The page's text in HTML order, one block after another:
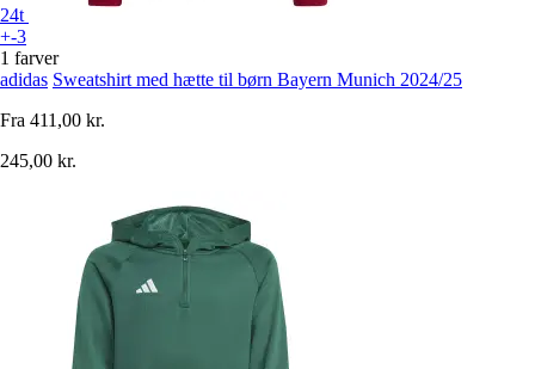
24t
+-3
1 farver
adidas Sweatshirt med hætte til børn Bayern Munich 2024/25
Fra 411,00 kr.
245,00 kr.